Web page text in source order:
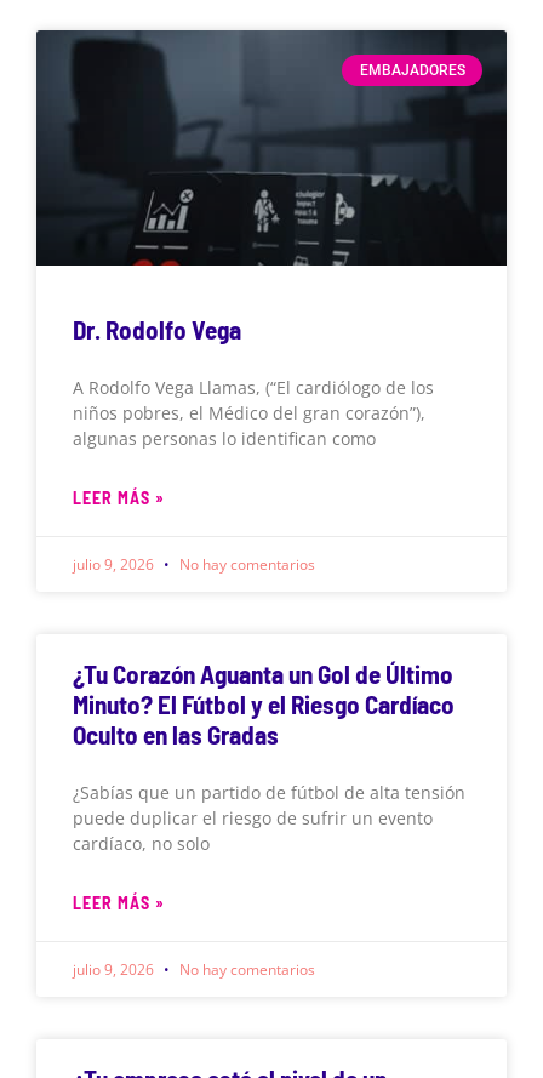
EMBAJADORES
Dr. Rodolfo Vega
A Rodolfo Vega Llamas, (“El cardiólogo de los
niños pobres, el Médico del gran corazón”),
algunas personas lo identifican como
LEER MÁS »
julio 9, 2026 No hay comentarios
¿Tu Corazón Aguanta un Gol de Último
Minuto? El Fútbol y el Riesgo Cardíaco
Oculto en las Gradas
¿Sabías que un partido de fútbol de alta tensión
puede duplicar el riesgo de sufrir un evento
cardíaco, no solo
LEER MÁS »
julio 9, 2026 No hay comentarios